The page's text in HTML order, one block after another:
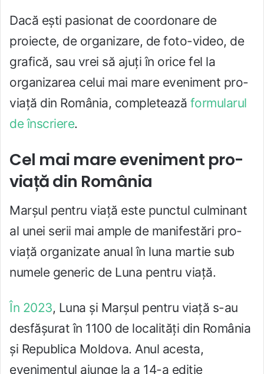
Dacă ești pasionat de coordonare de
proiecte, de organizare, de foto-video, de
grafică, sau vrei să ajuți în orice fel la
organizarea celui mai mare eveniment pro-
viață din România, completează formularul
de înscriere.
Cel mai mare eveniment pro-
viață din România
Marșul pentru viață este punctul culminant
al unei serii mai ample de manifestări pro-
viață organizate anual în luna martie sub
numele generic de Luna pentru viață.
În 2023, Luna și Marșul pentru viață s-au
desfășurat în 1100 de localități din România
și Republica Moldova. Anul acesta,
evenimentul ajunge la a 14-a ediție